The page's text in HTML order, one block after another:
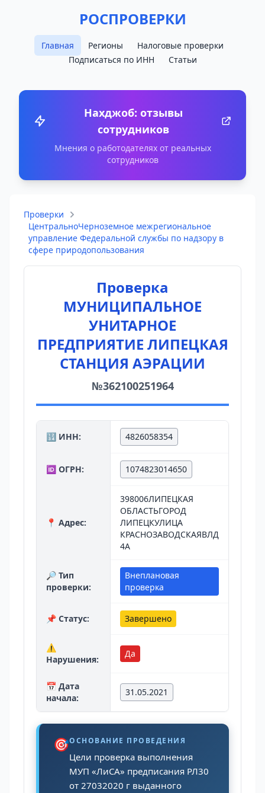
РОСПРОВЕРКИ
Главная Регионы
Налоговые проверки
Подписаться по ИНН
Статьи
Нахджоб: отзывы
сотрудников
Мнения о работодателях от реальных
сотрудников
Проверки
ЦентральноЧерноземное межрегиональное
управление Федеральной службы по надзору в
сфере природопользования
Проверка
МУНИЦИПАЛЬНОЕ
УНИТАРНОЕ
ПРЕДПРИЯТИЕ ЛИПЕЦКАЯ
СТАНЦИЯ АЭРАЦИИ
№362100251964
🔢 ИНН: 4826058354
🆔 ОГРН: 1074823014650
📍 Адрес:
398006ЛИПЕЦКАЯ
ОБЛАСТЬГОРОД
ЛИПЕЦКУЛИЦА
КРАСНОЗАВОДСКАЯВЛД
4А
🔎 Тип
проверки:
Внеплановая
проверка
📌 Статус: Завершено
⚠️
Нарушения:
Да
📅 Дата
начала:
31.05.2021
🎯ОСНОВАНИЕ ПРОВЕДЕНИЯ
Цели проверка выполнения
МУП «ЛиСА» предписания РЛ30
от 27032020 г выданного